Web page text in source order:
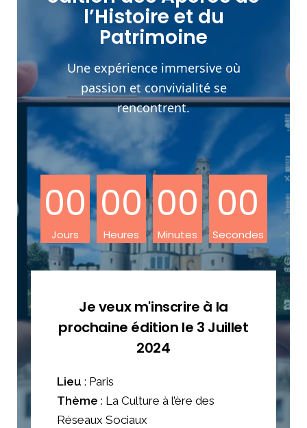
l’Histoire et du
Patrimoine
Une expérience immersive où
passion et convivialité se
rencontrent.
00
Jours
00
Heures
00
Minutes
00
Secondes
Je veux m'inscrire à la
prochaine édition le 3 Juillet​
2024
Lieu : Paris
Thème : La Culture à l’ère des
Réseaux Sociaux